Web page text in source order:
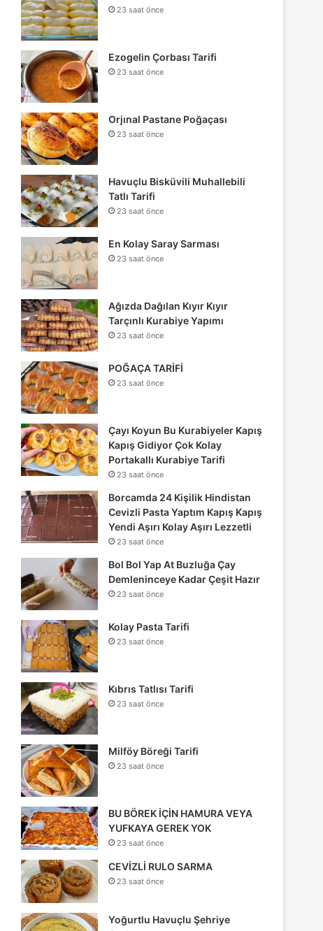
23 saat önce
Ezogelin Çorbası Tarifi
23 saat önce
Orjınal Pastane Poğaçası
23 saat önce
Havuçlu Bisküvili Muhallebili
Tatlı Tarifi
23 saat önce
En Kolay Saray Sarması
23 saat önce
Ağızda Dağılan Kıyır Kıyır
Tarçınlı Kurabiye Yapımı
23 saat önce
POĞAÇA TARİFİ
23 saat önce
Çayı Koyun Bu Kurabiyeler Kapış
Kapış Gidiyor Çok Kolay
Portakallı Kurabiye Tarifi
23 saat önce
Borcamda 24 Kişilik Hindistan
Cevizli Pasta Yaptım Kapış Kapış
Yendi Aşırı Kolay Aşırı Lezzetli
23 saat önce
Bol Bol Yap At Buzluğa Çay
Demleninceye Kadar Çeşit Hazır
23 saat önce
Kolay Pasta Tarifi
23 saat önce
Kıbrıs Tatlısı Tarifi
23 saat önce
Milföy Böreği Tarifi
23 saat önce
BU BÖREK İÇİN HAMURA VEYA
YUFKAYA GEREK YOK
23 saat önce
CEVİZLİ RULO SARMA
23 saat önce
Yoğurtlu Havuçlu Şehriye